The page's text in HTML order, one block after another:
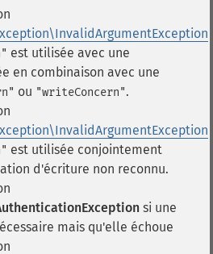
est utilisée avec une
en combinaison avec une
ou "writeConcern".
est utilisée conjointement
d'écriture non reconnu.
si une
mais qu'elle échoue